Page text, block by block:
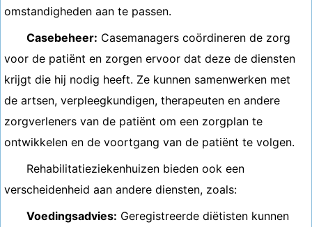
omstandigheden aan te passen.
Casebeheer: Casemanagers coördineren de zorg
voor de patiënt en zorgen ervoor dat deze de diensten
krijgt die hij nodig heeft. Ze kunnen samenwerken met
de artsen, verpleegkundigen, therapeuten en andere
zorgverleners van de patiënt om een ​​zorgplan te
ontwikkelen en de voortgang van de patiënt te volgen.
Rehabilitatieziekenhuizen bieden ook een
verscheidenheid aan andere diensten, zoals:
Voedingsadvies: Geregistreerde diëtisten kunnen